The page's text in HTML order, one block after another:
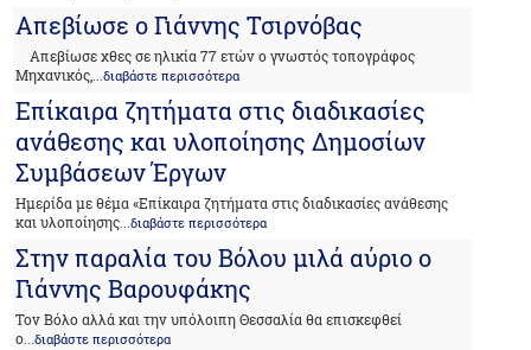
Απεβίωσε ο Γιάννης Τσιρνόβας
Απεβίωσε χθες σε ηλικία 77 ετών ο γνωστός τοπογράφος
Μηχανικός,...διαβάστε περισσότερα
Επίκαιρα ζητήματα στις διαδικασίες
ανάθεσης και υλοποίησης Δημοσίων
Συμβάσεων Έργων
Ημερίδα με θέμα «Επίκαιρα ζητήματα στις διαδικασίες ανάθεσης
και υλοποίησης...διαβάστε περισσότερα
Στην παραλία του Βόλου μιλά αύριο ο
Γιάννης Βαρουφάκης
Τον Βόλο αλλά και την υπόλοιπη Θεσσαλία θα επισκεφθεί
ο...διαβάστε περισσότερα